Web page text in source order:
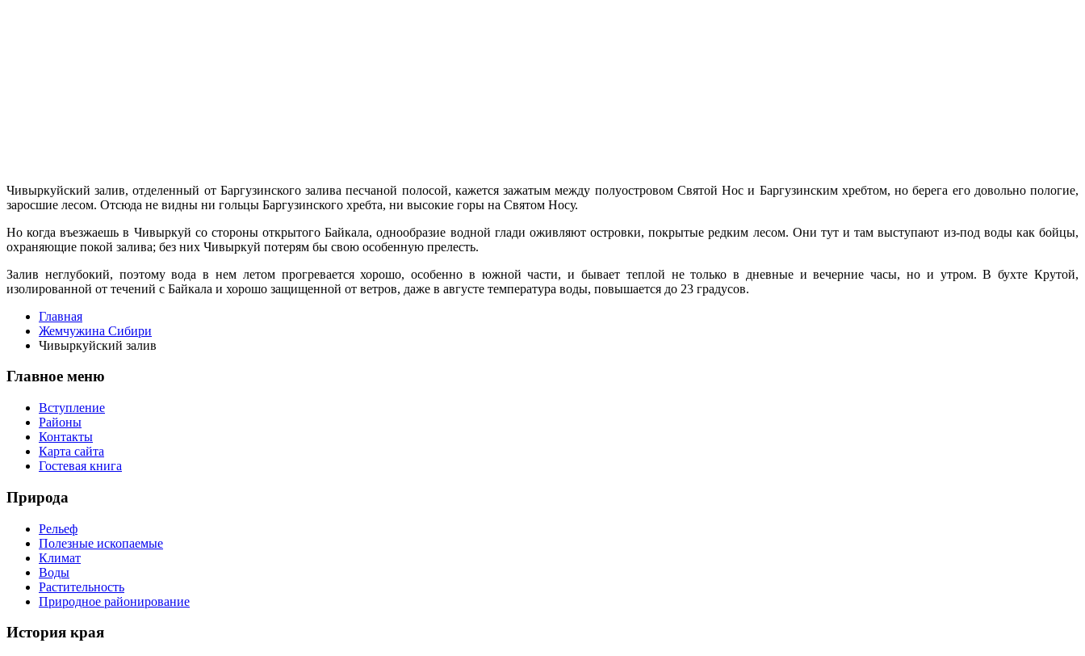
Чивыркуйский залив, отделенный от Баргузинского залива песчаной полосой, кажется зажатым между полуостровом Святой Нос и Баргузинским хребтом, но берега его довольно пологие,
заросшие лесом. Отсюда не видны ни гольцы Баргузинского хребта, ни высокие горы на Святом Носу.
Но когда въезжаешь в Чивыркуй со стороны открытого Байкала, однообразие водной глади оживляют островки, покры­тые редким лесом. Они тут и там высту­пают из-под воды как бойцы,
охраняющие покой залива; без них Чивыркуй потерям бы свою особенную прелесть.
Залив неглу­бокий, поэтому вода в нем летом прогре­вается хорошо, особенно в южной части, и бывает теплой не только в дневные и вечерние часы, но и утром. В бухте Кру­той,
изолированной от течений с Байкала и хорошо защищенной от ветров, даже в августе температура воды, повышается до 23 градусов.
Главная
Жемчужина Сибири
Чивыркуйский залив
Главное меню
Вступление
Районы
Контакты
Карта сайта
Гостевая книга
Природа
Рельеф
Полезные ископаемые
Климат
Воды
Растительность
Природное районирование
История края